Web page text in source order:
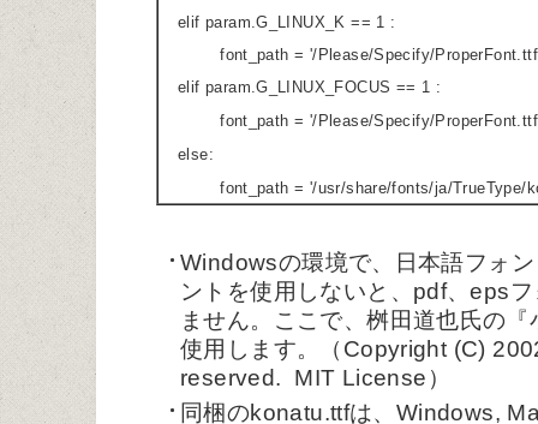
elif param.G_LINUX_K == 1 :
font_path = '/Please/Specify/
elif param.G_LINUX_FOCUS == 1 :
font_path = '/Please/Specify/
else:
font_path = '/usr/share/fonts/ja/TrueType/
Windowsの環境で、日本語フォ
ントを使用しないと、pdf、eps
ません。ここで、桝田道也氏の
使用します。（Copyright (C)
reserved. MIT License）
同梱のkonatu.ttfは、Windows,